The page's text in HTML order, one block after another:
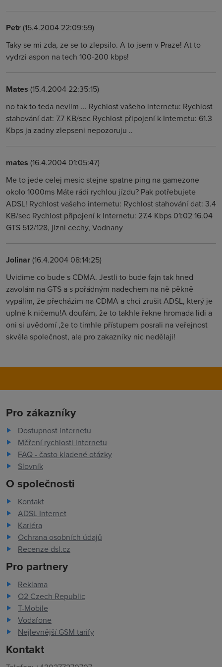
Petr(15.4.2004 22:09:59)
Taky se mi zda, ze se to zlepsilo. A to jsem v Praze! At to
vydrzi aspon na tech 100-200 kbps!
Mates (15.4.2004 22:35:15)
no tak to teda neviim ... Rychlost vašeho internetu: Rychlost
stahování dat: 7.7 KB/sec Rychlost připojení k Internetu: 61.3
Kbps ja zadny zlepseni nepozoruju ..
mates (16.4.2004 01:05:47)
Me to jede celej mesic stejne spatne ping na gamezone
okolo 1000ms Máte rádi rychlou jízdu? Pak potřebujete
ADSL! Rychlost vašeho internetu: Rychlost stahování dat: 3.4
KB/sec Rychlost připojení k Internetu: 27.4 Kbps 01:02 16.04
GTS 512/128, jizni cechy, Vodnany
Jolinar(16.4.2004 08:14:25)
Uvidime co bude s CDMA. Jestli to bude fajn tak hned
zavolám na GTS a s pořádným nadechem na ně pěkně
vypálim, že přecházim na CDMA a chci zrušit ADSL, který je
uplně k ničemu!A doufám, že to takhle řekne hromada lidi a
oni si uvědomí ,že to timhle přístupem posrali na veřejnost
skvěla společnost, ale pro zakazníky nic nedělaji!
Pro zákazníky
Dostupnost internetu
Měření rychlosti internetu
FAQ - často kladené otázky
Slovník
O společnosti
Kontakt
ADSL Internet
Kariéra
Ochrana osobních údajů
Recenze dsl.cz
Pro partnery
Reklama
O2 Czech Republic
T-Mobile
Vodafone
Nejlevnější GSM tarify
Kontakt